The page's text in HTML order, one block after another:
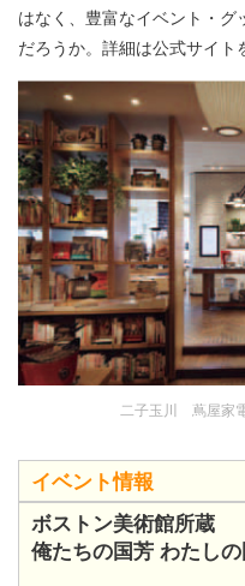
はなく、豊富なイベント・
だろうか。詳細は公式サイト
二子玉川 蔦屋家
イベント情報
ボストン美術館所蔵
俺たちの国芳 わたし